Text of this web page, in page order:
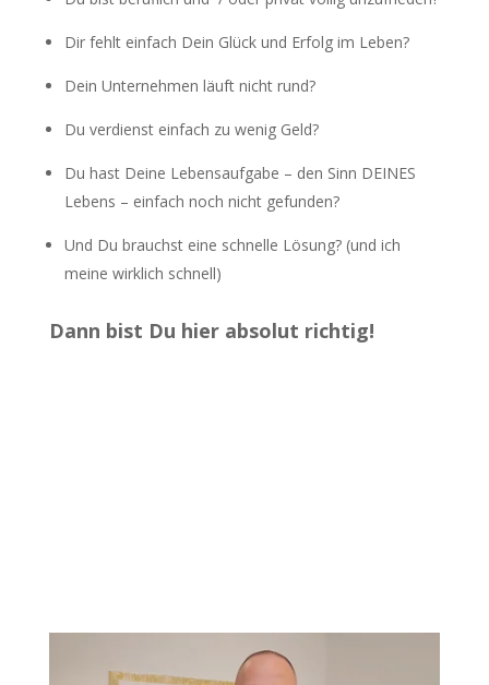
Dir fehlt einfach Dein Glück und Erfolg im Leben?
Dein Unternehmen läuft nicht rund?
Du verdienst einfach zu wenig Geld?
Du hast Deine Lebensaufgabe – den Sinn DEINES
Lebens – einfach noch nicht gefunden?
Und Du brauchst eine schnelle Lösung? (und ich
meine wirklich schnell)
Dann bist Du hier absolut richtig!